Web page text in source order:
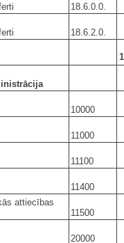
18.6.0.0.
18.6.2.0.
10000
11000
11100
11400
attiecības
11500
20000